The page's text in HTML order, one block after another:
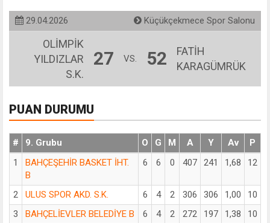
29.04.2026 Küçükçekmece Spor Salonu
OLİMPİK
YILDIZLAR
S.K.
27 VS. 52
FATİH
KARAGÜMRÜK
PUAN DURUMU
# 9. Grubu O G M A Y Av
P
1
BAHÇEŞEHİR BASKET İHT.
B
6 6 0 407 241 1,68 12
2 ULUS SPOR AKD. S.K. 6 4 2 306 306 1,00
10
3
BAHÇELİEVLER BELEDİYE B 6 4 2 272 197 1,38
10